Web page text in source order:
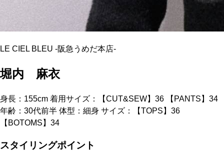
LE CIEL BLEU -阪急うめだ本店-
堀内 麻衣
身長：155cm 着用サイズ：【CUT&SEW】36 【PANTS】34
年齢：30代前半 体型：細身 サイズ：【TOPS】36
【BOTOMS】34
スタイリングポイント